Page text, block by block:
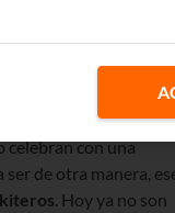
celebran con una
ser de otra manera,
. Hoy ya no son